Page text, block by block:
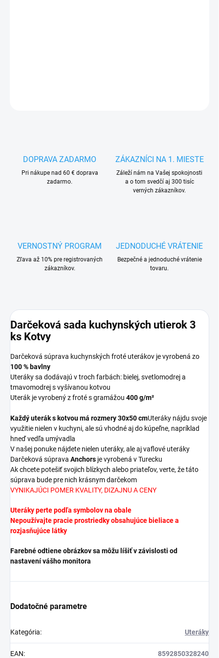
DOPRAVA ZADARMO
Pri nákupe nad 60 € doprava
zadarmo.
ZÁKAZNÍCI NA 1. MIESTE
Záleží nám na Vašej spokojnosti
a o tom svedčí aj 300 tisíc
verných zákazníkov.
VERNOSTNÝ PROGRAM
Zľava až 10% pre registrovaných
zákazníkov.
JEDNODUCHÉ VRÁTENIE
Bezpečné a jednoduché vrátenie
tovaru.
Darčeková sada kuchynských utierok 3
ks Kotvy
Darčeková súprava kuchynských froté uterákov je vyrobená zo
100 % bavlny
Uteráky sa dodávajú v troch farbách: bielej, svetlomodrej a
tmavomodrej s vyšívanou kotvou
Uterák je vyrobený z froté s gramážou 400 g/m²
Každý uterák s kotvou má rozmery30x50 cmUteráky nájdu svoje
využitie nielen v kuchyni, ale sú vhodné aj do kúpeľne, napríklad
hneď vedľa umývadla
V našej ponuke nájdete nielen uteráky, ale aj vaflové uteráky
Darčeková súprava Anchors je vyrobená v Turecku
Ak chcete potešiť svojich blízkych alebo priateľov, verte, že táto
súprava bude pre nich krásnym darčekom
VYNIKAJÚCI POMER KVALITY, DIZAJNU A CENY
Uteráky perte podľa symbolov na obale
Nepoužívajte pracie prostriedky obsahujúce bieliace a
rozjasňujúce látky
Farebné odtiene obrázkov sa môžu líšiť v závislosti od
nastavení vášho monitora
Dodatočné parametre
Kategória: Uteráky
EAN: 8592850328240